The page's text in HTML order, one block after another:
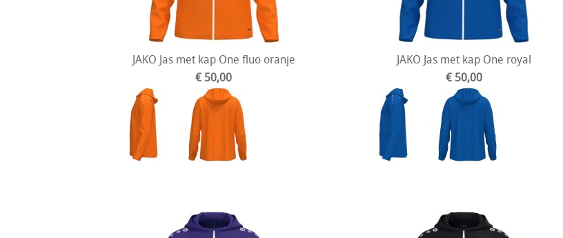
JAKO Jas met kap One fluo oranje
€ 50,00
JAKO Jas met kap One royal
€ 50,00